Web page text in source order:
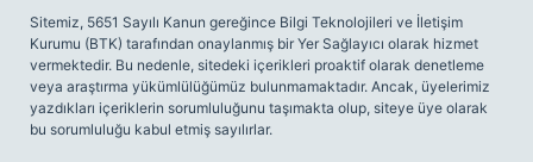
Sitemiz, 5651 Sayılı Kanun gereğince Bilgi Teknolojileri ve İletişim
Kurumu (BTK) tarafından onaylanmış bir Yer Sağlayıcı olarak hizmet
vermektedir. Bu nedenle, sitedeki içerikleri proaktif olarak denetleme
veya araştırma yükümlülüğümüz bulunmamaktadır. Ancak, üyelerimiz
yazdıkları içeriklerin sorumluluğunu taşımakta olup, siteye üye olarak
bu sorumluluğu kabul etmiş sayılırlar.